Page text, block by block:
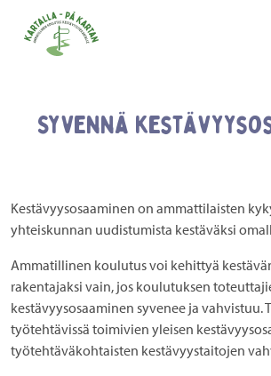
Hyppää sisältöön
Syvennä
Kestävyysosaaminen on ammattilaisten
yhteiskunnan uudistumista kestäväksi
Ammatillinen koulutus voi kehittyä
rakentajaksi vain, jos koulutuksen
kestävyysosaaminen syvenee ja vahvistuu.
työtehtävissä toimivien yleisen
työtehtäväkohtaisten kestävyystaitojen